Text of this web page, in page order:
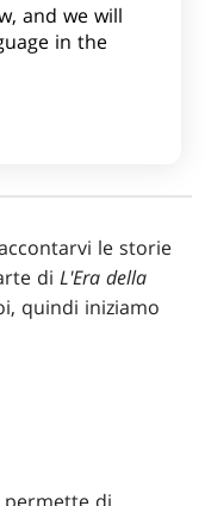
le storie
diL'Era della
quindi iniziamo
and we will
in the